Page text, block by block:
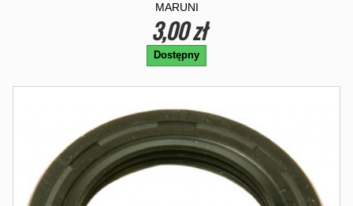
MARUNI
3,00 zł
Dostępny